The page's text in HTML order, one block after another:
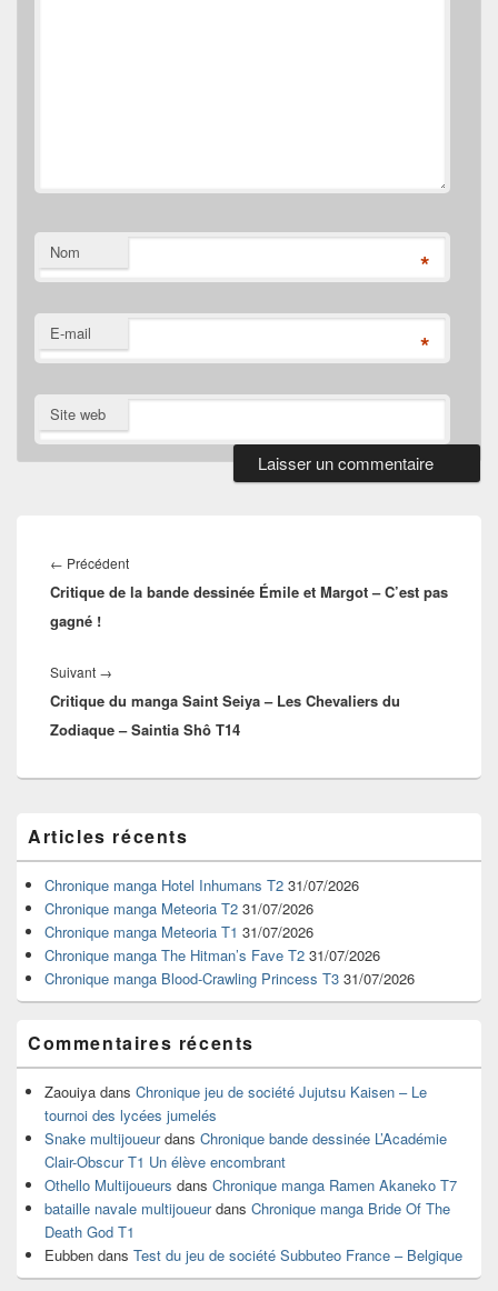
Nom *
E-mail *
Site web
de
l’article
← PrécédentArticle
précédent :
Critique de la bande dessinée Émile et Margot – C’est pas
gagné !
Suivant →
suivant :
Critique du manga Saint Seiya – Les Chevaliers du
Zodiaque – Saintia Shô T14
principale
de
widget
pour
barre
latérale
Articles récents
Chronique manga Hotel Inhumans T2 31/07/2026
Chronique manga Meteoria T2 31/07/2026
Chronique manga Meteoria T1 31/07/2026
Chronique manga The Hitman’s Fave T2 31/07/2026
Chronique manga Blood-Crawling Princess T3 31/07/2026
Commentaires récents
Zaouiya dans Chronique jeu de société Jujutsu Kaisen – Le
tournoi des lycées jumelés
Snake multijoueurdans Chronique bande dessinée L’Académie
Clair-Obscur T1 Un élève encombrant
Othello Multijoueurs dans Chronique manga Ramen Akaneko T7
bataille navale multijoueurdans Chronique manga Bride Of The
Death God T1
Eubben dans Test du jeu de société Subbuteo France – Belgique